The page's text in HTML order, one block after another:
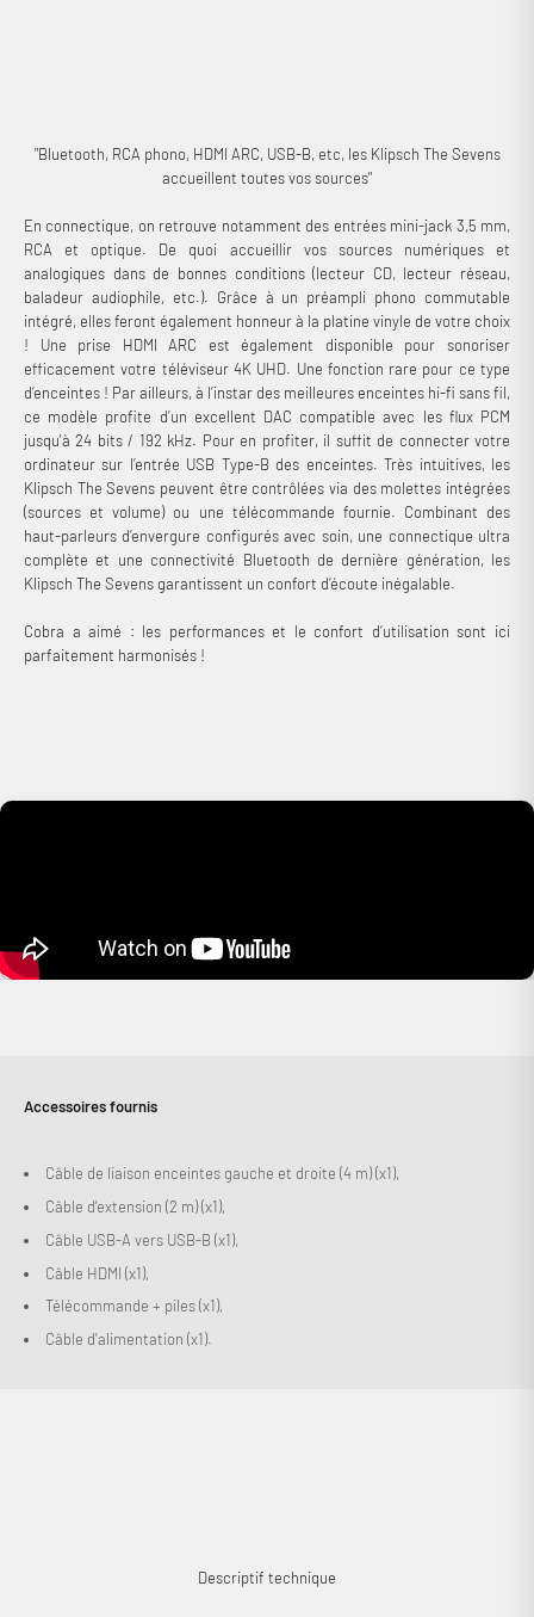
"Bluetooth, RCA phono, HDMI ARC, USB-B, etc, les Klipsch The Sevens
accueillent toutes vos sources"
En connectique, on retrouve notamment des entrées mini-jack 3,5 mm,
RCA et optique. De quoi accueillir vos sources numériques et
analogiques dans de bonnes conditions (lecteur CD, lecteur réseau,
baladeur audiophile, etc.). Grâce à un préampli phono commutable
intégré, elles feront également honneur à la platine vinyle de votre choix
! Une prise HDMI ARC est également disponible pour sonoriser
efficacement votre téléviseur 4K UHD. Une fonction rare pour ce type
d’enceintes ! Par ailleurs, à l’instar des meilleures enceintes hi-fi sans fil,
ce modèle profite d’un excellent DAC compatible avec les flux PCM
jusqu'à 24 bits / 192 kHz. Pour en profiter, il suffit de connecter votre
ordinateur sur l’entrée USB Type-B des enceintes. Très intuitives, les
Klipsch The Sevens peuvent être contrôlées via des molettes intégrées
(sources et volume) ou une télécommande fournie. Combinant des
haut-parleurs d’envergure configurés avec soin, une connectique ultra
complète et une connectivité Bluetooth de dernière génération, les
Klipsch The Sevens garantissent un confort d’écoute inégalable.
Cobra a aimé : les performances et le confort d’utilisation sont ici
parfaitement harmonisés !
Accessoires fournis
Câble de liaison enceintes gauche et droite (4 m) (x1),
Câble d'extension (2 m) (x1),
Câble USB-A vers USB-B (x1),
Câble HDMI (x1),
Télécommande + piles (x1),
Câble d'alimentation (x1).
Descriptif technique